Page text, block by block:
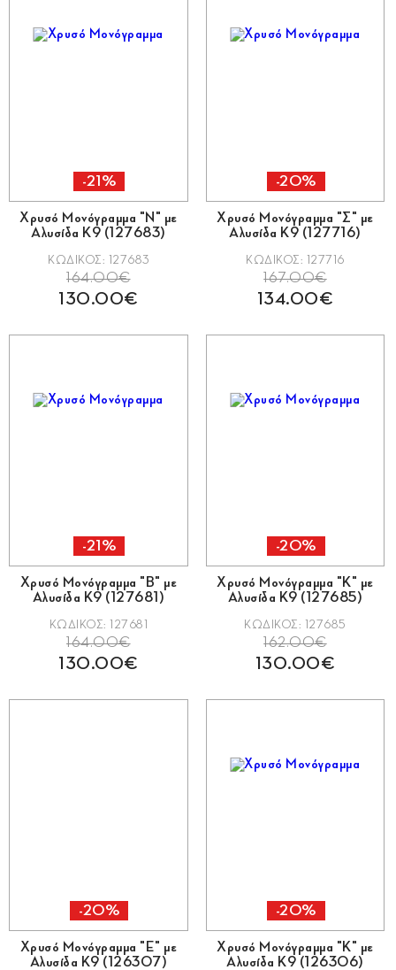
-21%
Χρυσό Μονόγραμμα "Ν" με
Αλυσίδα Κ9 (127683)
ΚΩΔΙΚΟΣ: 127683
164.00€
130.00€
-20%
Χρυσό Μονόγραμμα "Σ" με
Αλυσίδα Κ9 (127716)
ΚΩΔΙΚΟΣ: 127716
167.00€
134.00€
-21%
Χρυσό Μονόγραμμα "Β" με
Αλυσίδα Κ9 (127681)
ΚΩΔΙΚΟΣ: 127681
164.00€
130.00€
-20%
Χρυσό Μονόγραμμα "Κ" με
Αλυσίδα Κ9 (127685)
ΚΩΔΙΚΟΣ: 127685
162.00€
130.00€
-20%
Χρυσό Μονόγραμμα "Ε" με
Αλυσίδα Κ9 (126307)
-20%
Χρυσό Μονόγραμμα "Κ" με
Αλυσίδα Κ9 (126306)